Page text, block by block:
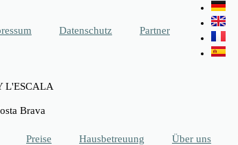
Datenschutz Partner
L'ESCALA
Brava
Preise Hausbetreuung Über uns